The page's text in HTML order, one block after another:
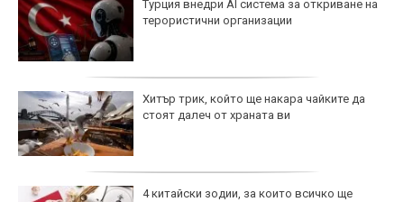
Турция внедри AI система за откриване на
терористични организации
Хитър трик, който ще накара чайките да
стоят далеч от храната ви
4 китайски зодии, за които всичко ще